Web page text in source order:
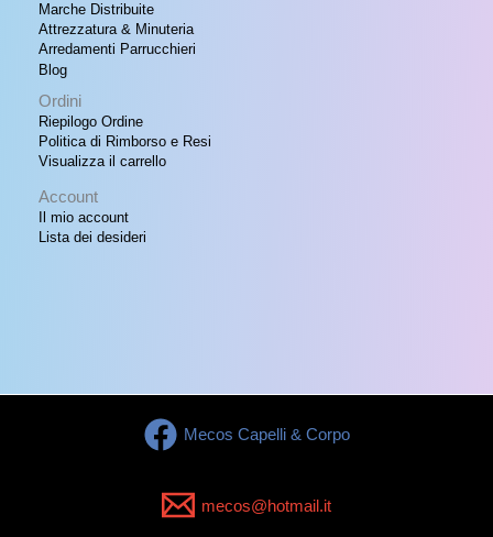
Marche Distribuite
Attrezzatura & Minuteria
Arredamenti Parrucchieri
Blog
Ordini
Riepilogo Ordine
Politica di Rimborso e Resi
Visualizza il carrello
Account
Il mio account
Lista dei desideri
Mecos Capelli & Corpo
mecos@hotmail.it